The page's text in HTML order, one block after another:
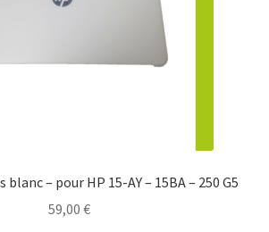
– pour HP 15-AY – 15BA – 250 G5
59,00 €